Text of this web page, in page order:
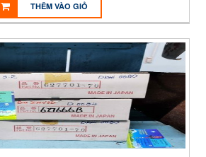
THÊM VÀO GIỎ